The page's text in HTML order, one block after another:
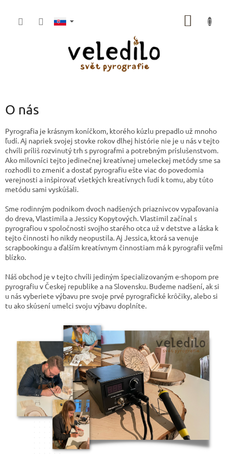
O nás
Pyrografia je krásnym koníčkom, ktorého kúzlu prepadlo už mnoho
ľudí. Aj napriek svojej stovke rokov dlhej histórie nie je u nás v tejto
chvíli príliš rozvinutý trh s pyrografmi a potrebným príslušenstvom.
Ako milovníci tejto jedinečnej kreatívnej umeleckej metódy sme sa
rozhodli to zmeniť a dostať pyrografiu ešte viac do povedomia
verejnosti a inšpirovať všetkých kreatívnych ľudí k tomu, aby túto
metódu sami vyskúšali.
Sme rodinným podnikom dvoch nadšených priaznivcov vypaľovania
do dreva, Vlastimila a Jessicy Kopytových. Vlastimil začínal s
pyrografiou v spoločnosti svojho starého otca už v detstve a láska k
tejto činnosti ho nikdy neopustila. Aj Jessica, ktorá sa venuje
scrapbookingu a ďalším kreatívnym činnostiam má k pyrografii veľmi
blízko.
Náš obchod je v tejto chvíli jediným špecializovaným e-shopom pre
pyrografiu v Českej republike a na Slovensku. Budeme nadšení, ak si
u nás vyberiete výbavu pre svoje prvé pyrografické krôčiky, alebo si
tu ako skúsení umelci svoju výbavu doplníte.